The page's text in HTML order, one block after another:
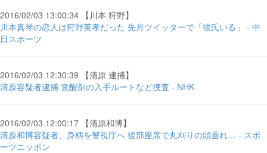
2016/02/03 13:00:34 【川本 狩野】
川本真琴の恋人は狩野英孝だった 先月ツイッターで「彼氏いる」 - 中
日スポーツ
2016/02/03 12:30:39 【清原 逮捕】
清原容疑者逮捕 覚醒剤の入手ルートなど捜査 - NHK
2016/02/03 12:00:17 【清原和博】
清原和博容疑者、身柄を警視庁へ 後部座席で丸刈りの頭垂れ… - スポ
ーツニッポン